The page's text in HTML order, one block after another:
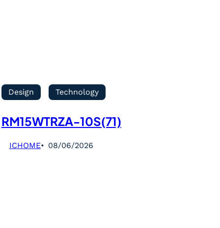
Design Technology
RM15WTRZA-10S(71)
ICHOME 08/06/2026